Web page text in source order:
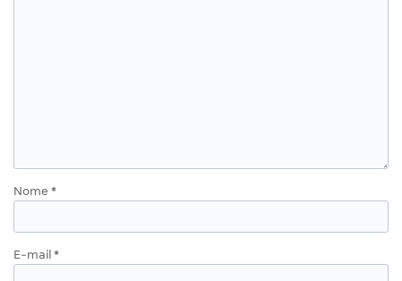
Nome *
E-mail *